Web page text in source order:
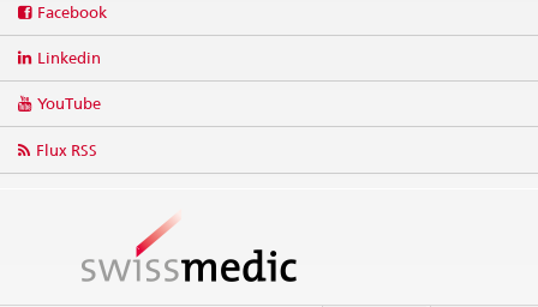
Facebook
Linkedin
YouTube
Flux RSS